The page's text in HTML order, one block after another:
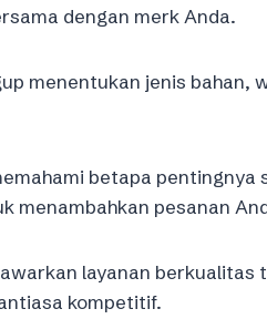
dengan merk Anda.
menentukan jenis bahan,
betapa pentingnya
menambahkan pesanan
layanan berkualitas
kompetitif.